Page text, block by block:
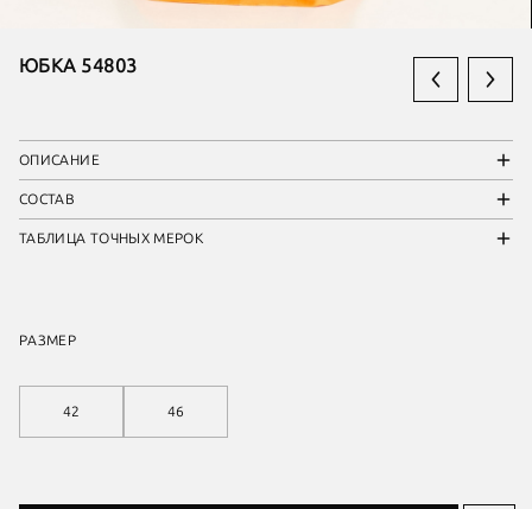
ЮБКА 54803
ОПИСАНИЕ
СОСТАВ
ТАБЛИЦА ТОЧНЫХ МЕРОК
РАЗМЕР
42 46